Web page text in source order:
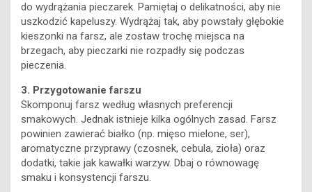
do wydrążania pieczarek. Pamiętaj o delikatności, aby nie
uszkodzić kapeluszy. Wydrążaj tak, aby powstały głębokie
kieszonki na farsz, ale zostaw trochę miejsca na
brzegach, aby pieczarki nie rozpadły się podczas
pieczenia.
3. Przygotowanie farszu
Skomponuj farsz według własnych preferencji
smakowych. Jednak istnieje kilka ogólnych zasad. Farsz
powinien zawierać białko (np. mięso mielone, ser),
aromatyczne przyprawy (czosnek, cebula, zioła) oraz
dodatki, takie jak kawałki warzyw. Dbaj o równowagę
smaku i konsystencji farszu.